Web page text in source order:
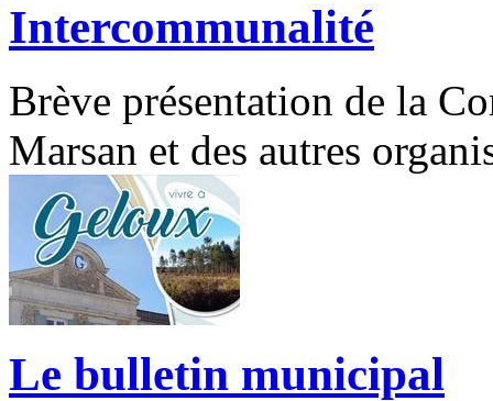
Intercommunalité
Brève présentation de la
Marsan et des autres
Le bulletin municipal